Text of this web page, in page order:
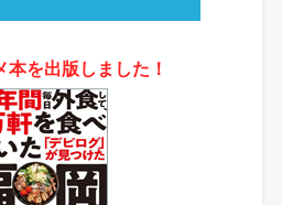
を出版しました！